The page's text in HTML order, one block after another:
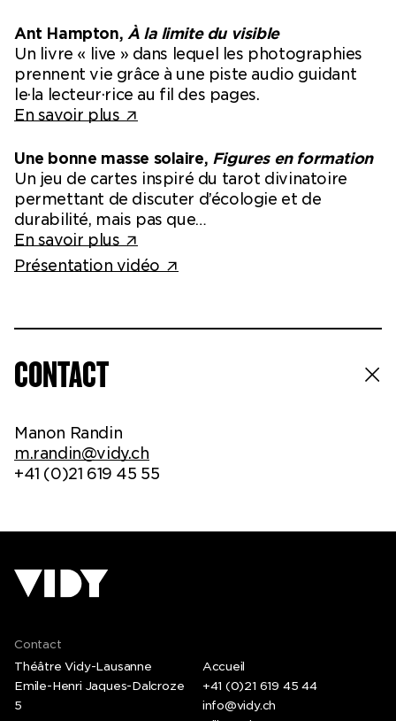
Ant Hampton, À la limite du visible
Un livre « live » dans lequel les photographies
prennent vie grâce à une piste audio guidant
le·la lecteur·rice au fil des pages.
En savoir plus
Une bonne masse solaire, Figures en formation
Un jeu de cartes inspiré du tarot divinatoire
permettant de discuter d’écologie et de
durabilité, mais pas que…
En savoir plus
Présentation vidéo
CONTACT
Manon Randin
m.randin@vidy.ch
+41 (0)21 619 45 55
Contact
Théâtre Vidy-Lausanne
Emile-Henri Jaques-Dalcroze
5
Accueil
+41 (0)21 619 45 44
info@vidy.ch